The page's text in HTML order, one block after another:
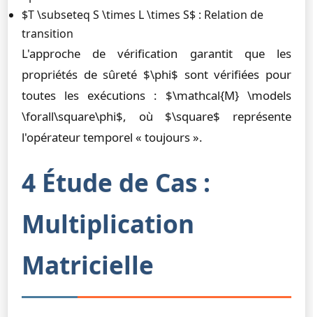
$T \subseteq S \times L \times S$ : Relation de
transition
L'approche de vérification garantit que les
propriétés de sûreté $\phi$ sont vérifiées pour
toutes les exécutions : $\mathcal{M} \models
\forall\square\phi$, où $\square$ représente
l'opérateur temporel « toujours ».
4 Étude de Cas :
Multiplication
Matricielle